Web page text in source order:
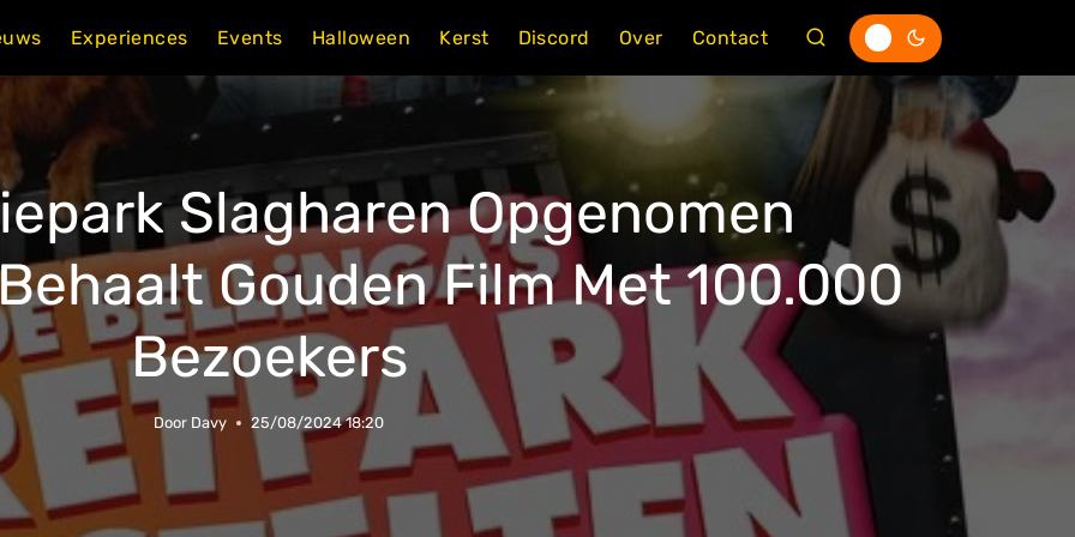
Experiences Events Halloween Kerst Discord Over Contact
Slagharen Opgenomen
Gouden Film Met 100.000
Bezoekers
Door Davy 25/08/2024 18:20